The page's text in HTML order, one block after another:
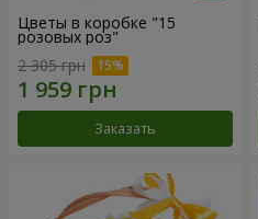
Цветы в коробке "15
розовых роз"
2 305 грн
Заказать